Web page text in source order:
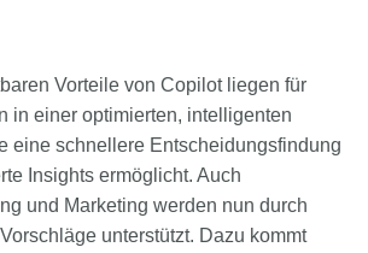
Vorteile von Copilot liegen für
in einer optimierten, intelligenten
eine schnellere Entscheidungsfindung
Insights ermöglicht. Auch
und Marketing werden nun durch
unterstützt. Dazu kommt